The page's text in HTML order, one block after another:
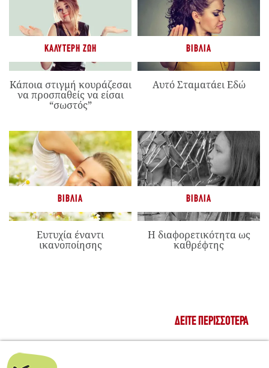
ΚΑΛΎΤΕΡΗ ΖΩΉ
Κάποια στιγμή κουράζεσαι
να προσπαθείς να είσαι
“σωστός”
ΒΙΒΛΊΑ
Αυτό Σταματάει Εδώ
ΒΙΒΛΊΑ
Ευτυχία έναντι
ικανοποίησης
ΒΙΒΛΊΑ
Η διαφορετικότητα ως
καθρέφτης
ΔΕΊΤΕ ΠΕΡΙΣΣΌΤΕΡΑ